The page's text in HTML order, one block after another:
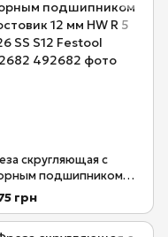
скругляющая с
подшипником
12 мм HW R 5
SS S12 Festool 492682
грн